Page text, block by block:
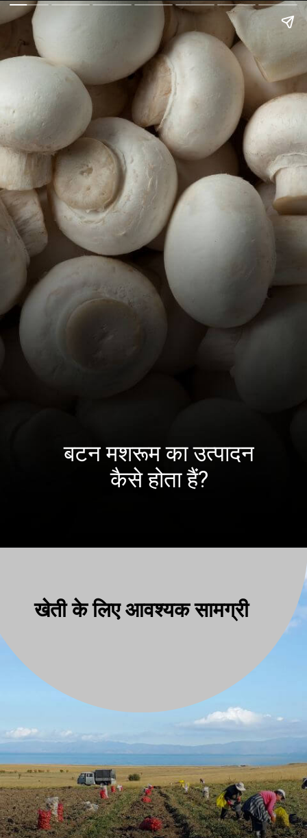
बटन मशरूम का उत्पादन
कैसे होता हैं?
खेती के लिए आवश्यक सामग्री